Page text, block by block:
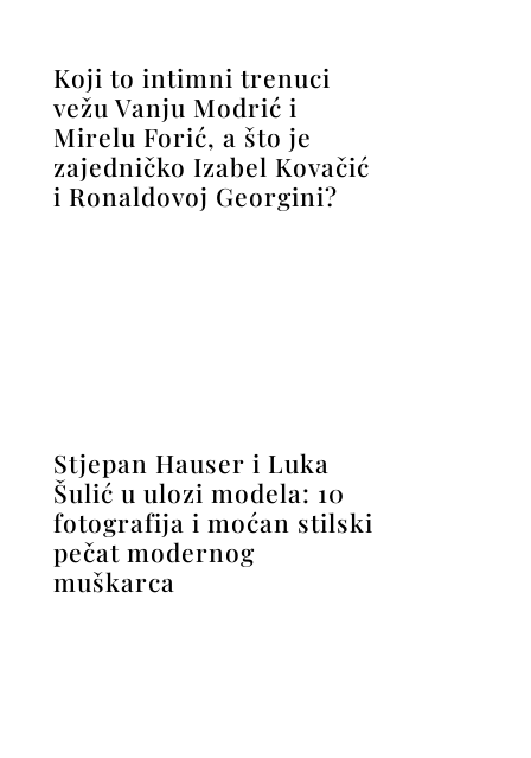
Koji to intimni trenuci
vežu Vanju Modrić i
Mirelu Forić, a što je
zajedničko Izabel Kovačić
i Ronaldovoj Georgini?
Stjepan Hauser i Luka
Šulić u ulozi modela: 10
fotografija i moćan stilski
pečat modernog
muškarca